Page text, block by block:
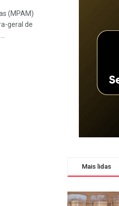
(MPAM)
geral de
Mais lidas